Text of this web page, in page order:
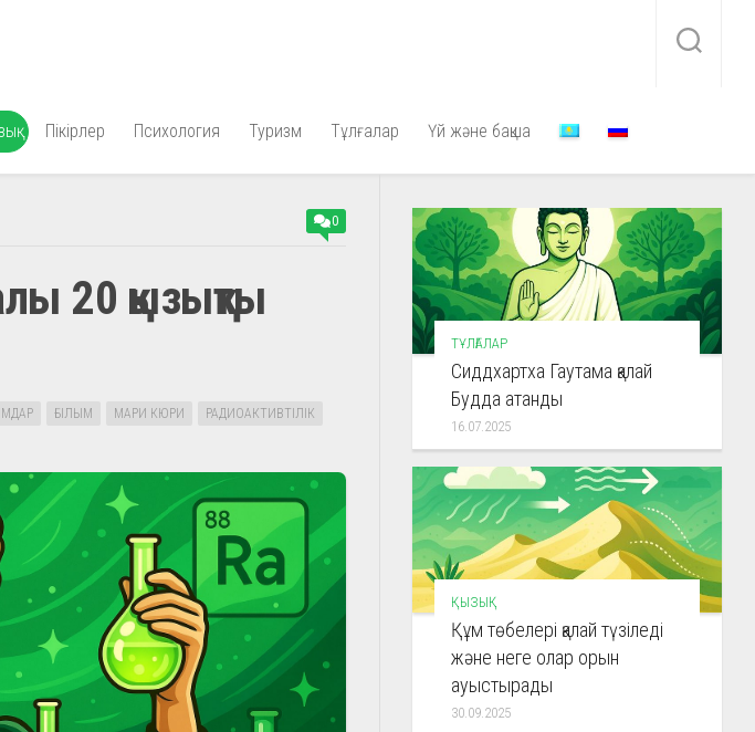
Пікірлер Психология Туризм Тұлғалар Үй және бақша
0
20 қызықты
ҒЫЛЫМ МАРИ КЮРИ
РАДИОАКТИВТІЛІК
ТҰЛҒАЛАР
Сиддхартха Гаутама қалай
Будда атанды
16.07.2025
ҚЫЗЫҚ
Құм төбелері қалай түзіледі
және неге олар орын
ауыстырады
30.09.2025